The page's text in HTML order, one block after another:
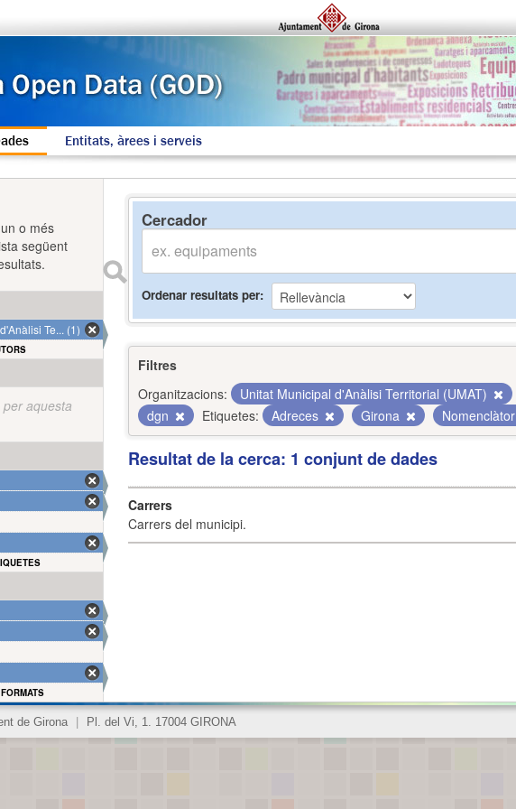
Entitats, àrees i serveis
Cercador
Ordenar resultats per
Filtres
Organitzacions:
Unitat Municipal d'Anàlisi Territorial (UMAT)
dgn
Etiquetes: Adreces Girona Nomenclàtor
Resultat de la cerca: 1 conjunt de dades
Carrers
Carrers del municipi.
o més
següent
Te... (1)
aquesta
de Girona Pl. del Vi, 1. 17004 GIRONA